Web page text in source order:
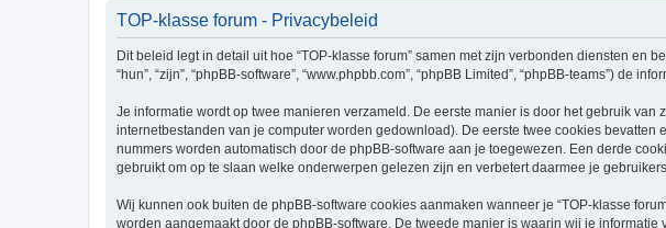
TOP-klasse forum - Privacybeleid
Dit beleid legt in detail uit hoe “TOP-klasse forum” samen met zijn verbonden diensten en
“hun”, “zijn”, “phpBB-software”, “www.phpbb.com”, “phpBB Limited”, “phpBB-teams”) de
Je informatie wordt op twee manieren verzameld. De eerste manier is door het gebruik
internetbestanden van je computer worden gedownload). De eerste twee cookies bevatten
nummers worden automatisch door de phpBB-software aan je toegewezen. Een derde
gebruikt om op te slaan welke onderwerpen gelezen zijn en verbetert daarmee je
Wij kunnen ook buiten de phpBB-software cookies aanmaken wanneer je “TOP-klasse
worden aangemaakt door de phpBB-software. De tweede manier is waarin wij je